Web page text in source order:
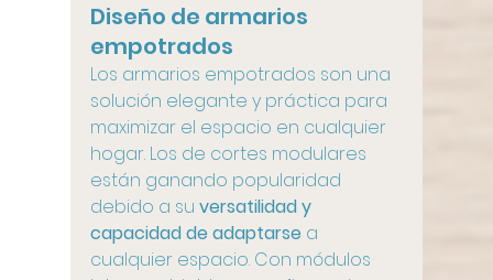
Diseño de armarios
empotrados
Los armarios empotrados son una
solución elegante y práctica para
maximizar el espacio en cualquier
hogar. Los de cortes modulares
están ganando popularidad
debido a su versatilidad y
capacidad de adaptarse a
cualquier espacio. Con módulos